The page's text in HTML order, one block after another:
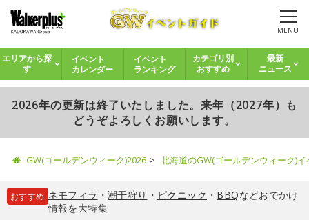
MENU
エリアから探
す
イベント
カレンダー
イベント
ランキング
カテゴリ別
おすすめ
最新
ニュース
2026年の更新は終了いたしました。来年（2027年）も
どうぞよろしくお願いします。
GW(ゴールデンウィーク)2026 北海道のGW(ゴールデンウィーク)
おすすめ ネモフィラ ・ 潮干狩り ・ ピクニック ・ BBQなどおでかけ
情報を大特集